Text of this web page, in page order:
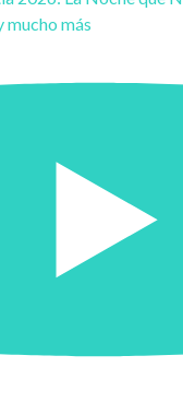
mucho más